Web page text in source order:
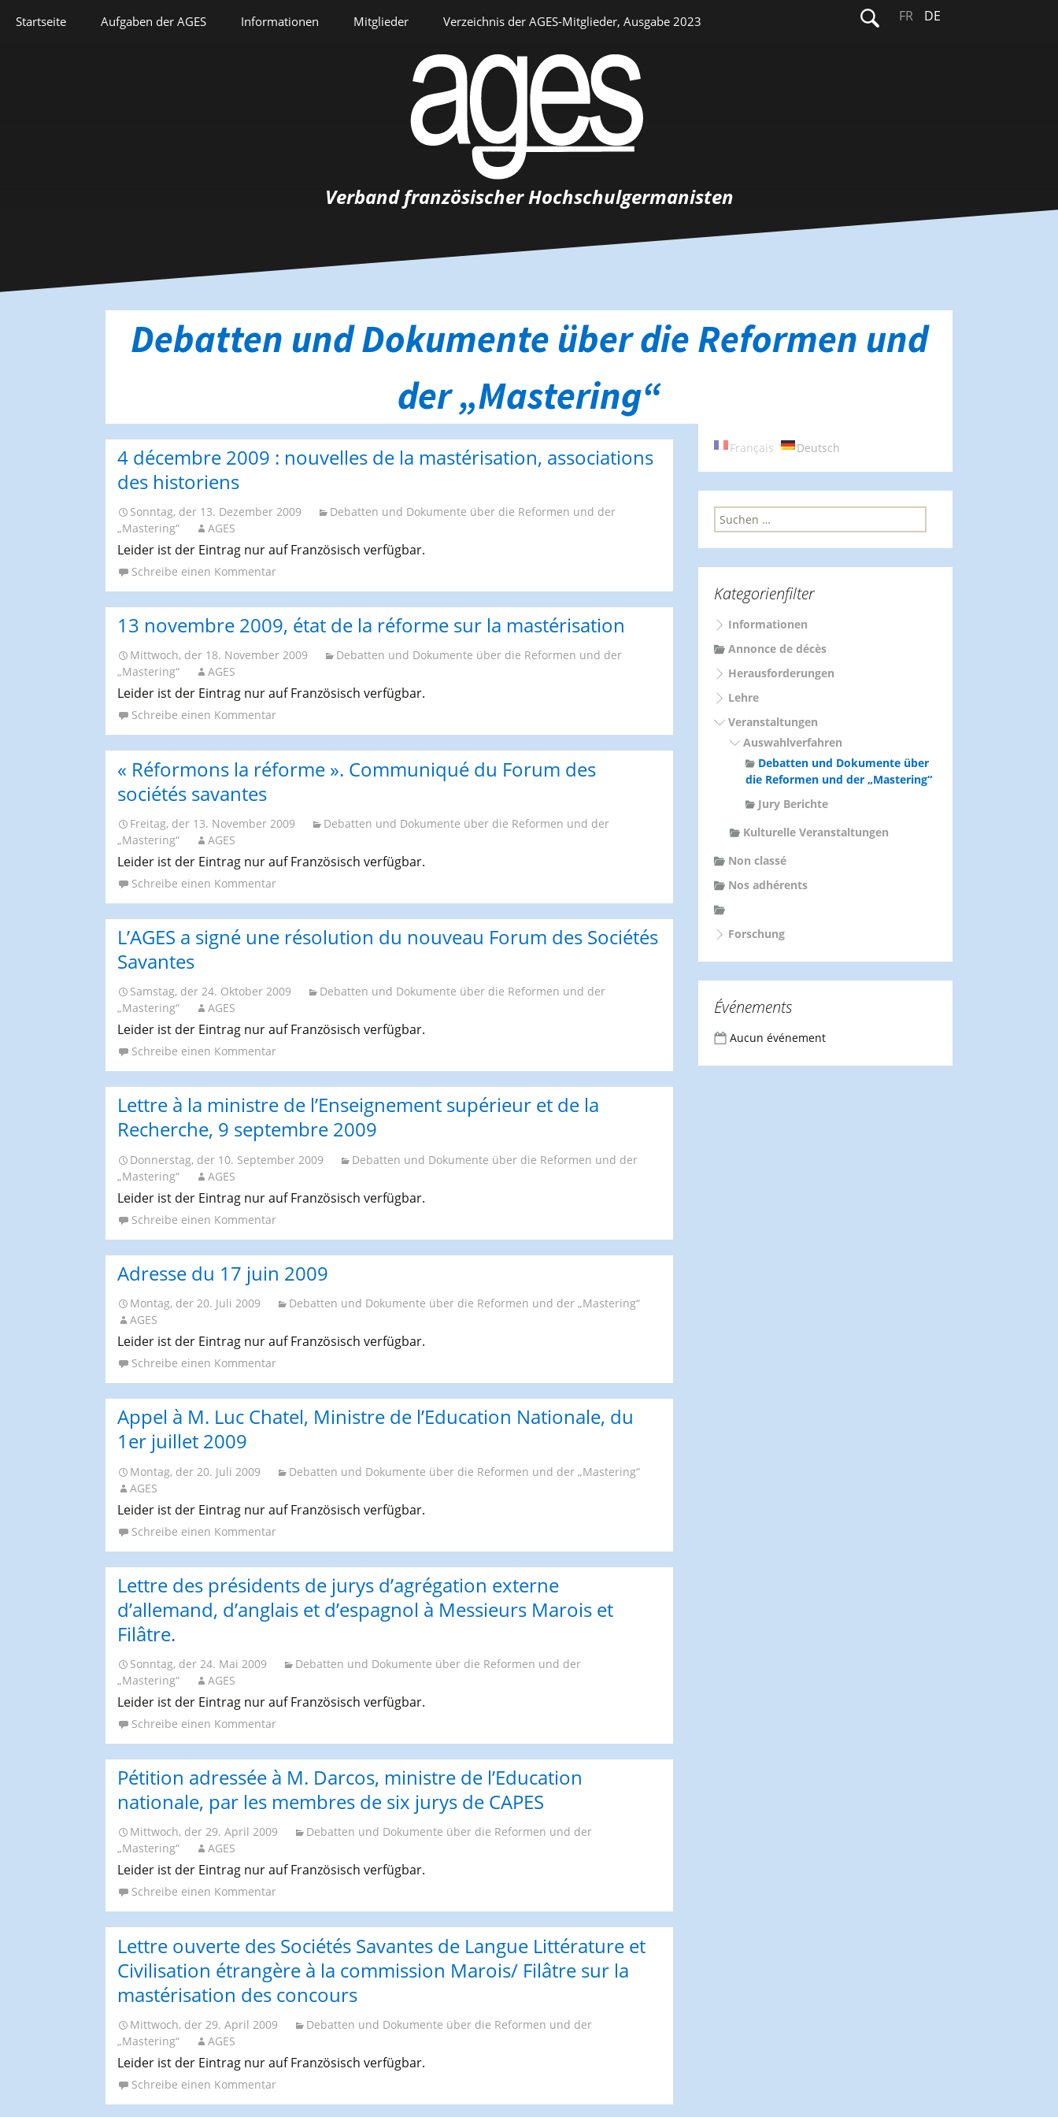
zumStartseite Aufgaben der AGES
Hommage
AGES-Kongresse und
Informationen
Auswahlverfahren
Mitglieder
Persönlicher Bereich
Verzeichnis der AGES-Mitglieder, Ausgabe 2023
Suchen
nach:
FR DE
Verband französischer Hochschulgermanisten
Debatten und Dokumente über die Reformen und
der „Mastering“
4 décembre 2009 : nouvelles de la mastérisation, associations
des historiens
Sonntag, der 13. Dezember 2009
Debatten und Dokumente über die Reformen und der
„Mastering“
AGES
Leider ist der Eintrag nur auf Französisch verfügbar.
Schreibe einen Kommentar
13 novembre 2009, état de la réforme sur la mastérisation
Mittwoch, der 18. November 2009
Debatten und Dokumente über die Reformen und der
„Mastering“
AGES
Leider ist der Eintrag nur auf Französisch verfügbar.
Schreibe einen Kommentar
« Réformons la réforme ». Communiqué du Forum des
sociétés savantes
Freitag, der 13. November 2009
Debatten und Dokumente über die Reformen und der
„Mastering“
AGES
Leider ist der Eintrag nur auf Französisch verfügbar.
Schreibe einen Kommentar
L’AGES a signé une résolution du nouveau Forum des Sociétés
Savantes
Samstag, der 24. Oktober 2009
Debatten und Dokumente über die Reformen und der
„Mastering“
AGES
Leider ist der Eintrag nur auf Französisch verfügbar.
Schreibe einen Kommentar
Lettre à la ministre de l’Enseignement supérieur et de la
Recherche, 9 septembre 2009
Donnerstag, der 10. September 2009
Debatten und Dokumente über die Reformen und der
„Mastering“
AGES
Leider ist der Eintrag nur auf Französisch verfügbar.
Schreibe einen Kommentar
Adresse du 17 juin 2009
Montag, der 20. Juli 2009
Debatten und Dokumente über die Reformen und der „Mastering“
AGES
Leider ist der Eintrag nur auf Französisch verfügbar.
Schreibe einen Kommentar
Appel à M. Luc Chatel, Ministre de l’Education Nationale, du
1er juillet 2009
Montag, der 20. Juli 2009
Debatten und Dokumente über die Reformen und der „Mastering“
AGES
Leider ist der Eintrag nur auf Französisch verfügbar.
Schreibe einen Kommentar
Lettre des présidents de jurys d’agrégation externe
d’allemand, d’anglais et d’espagnol à Messieurs Marois et
Filâtre.
Sonntag, der 24. Mai 2009
Debatten und Dokumente über die Reformen und der
„Mastering“
AGES
Leider ist der Eintrag nur auf Französisch verfügbar.
Schreibe einen Kommentar
Pétition adressée à M. Darcos, ministre de l’Education
nationale, par les membres de six jurys de CAPES
Mittwoch, der 29. April 2009
Debatten und Dokumente über die Reformen und der
„Mastering“
AGES
Leider ist der Eintrag nur auf Französisch verfügbar.
Schreibe einen Kommentar
Lettre ouverte des Sociétés Savantes de Langue Littérature et
Civilisation étrangère à la commission Marois/ Filâtre sur la
mastérisation des concours
Mittwoch, der 29. April 2009
Debatten und Dokumente über die Reformen und der
„Mastering“
AGES
Leider ist der Eintrag nur auf Französisch verfügbar.
Schreibe einen Kommentar
Français Deutsch
S
u
c
h
n
a
c
:
Kategorienfilter
Informationen
Annonce de décès
Herausforderungen
Lehre
Veranstaltungen
Auswahlverfahren
Debatten und Dokumente über
die Reformen und der „Mastering“
Jury Berichte
Kulturelle Veranstaltungen
Non classé
Nos adhérents
Forschung
Événements
Aucun événement